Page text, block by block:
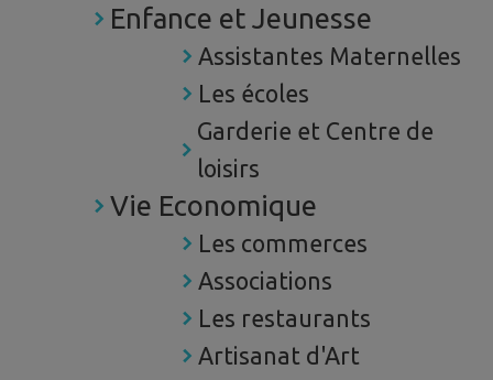
Enfance et Jeunesse
Assistantes Maternelles
Les écoles
Garderie et Centre de
loisirs
Vie Economique
Les commerces
Associations
Les restaurants
Artisanat d'Art